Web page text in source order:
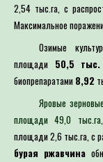
2,54 тыс.га, с
Максимальное
Озимые
площади 50,5 тыс.
биопрепаратами 8,92
Яровые
площади 49,0
площади 2,6 тыс.га, с
бурая ржавчина